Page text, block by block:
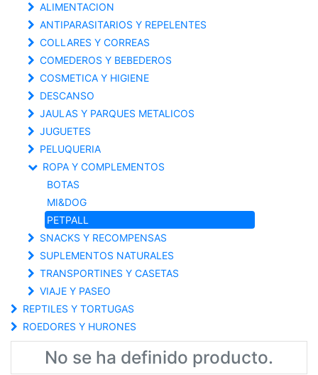
ALIMENTACION
ANTIPARASITARIOS Y REPELENTES
COLLARES Y CORREAS
COMEDEROS Y BEBEDEROS
COSMETICA Y HIGIENE
DESCANSO
JAULAS Y PARQUES METALICOS
JUGUETES
PELUQUERIA
ROPA Y COMPLEMENTOS
BOTAS
MI&DOG
PETPALL
SNACKS Y RECOMPENSAS
SUPLEMENTOS NATURALES
TRANSPORTINES Y CASETAS
VIAJE Y PASEO
REPTILES Y TORTUGAS
ROEDORES Y HURONES
No se ha definido producto.